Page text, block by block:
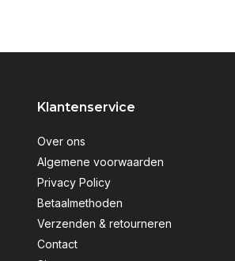
Klantenservice
Over ons
Algemene voorwaarden
Privacy Policy
Betaalmethoden
Verzenden & retourneren
Contact